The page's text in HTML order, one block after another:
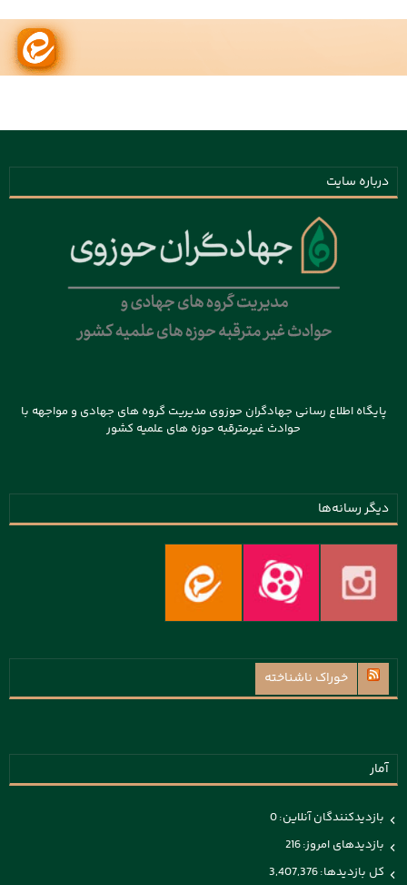
درباره سایت
پایگاه اطلاع رسانی جهادگران حوزوی مدیریت گروه های جهادی و مواجهه با
حوادث غیرمترقبه حوزه های علمیه کشور
دیگر رسانه‌ها
خوراک ناشناخته
آمار
بازدیدکنندگان آنلاین:0
بازدیدهای امروز:216
کل بازدیدها:3,407,376